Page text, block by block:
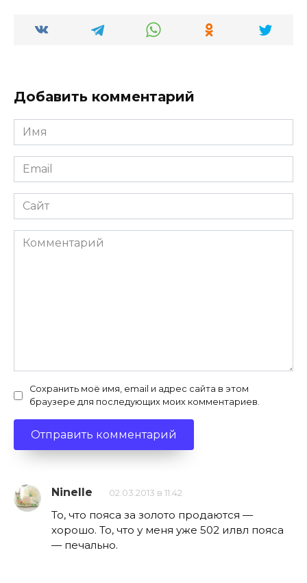
Добавить комментарий
Имя
*
Email
*
Сайт
Комментарий
Сохранить моё имя, email и адрес сайта в этом
браузере для последующих моих комментариев.
Ninelle 02.03.2013 в 11:42
То, что пояса за золото продаются —
хорошо. То, что у меня уже 502 илвл пояса
— печально.